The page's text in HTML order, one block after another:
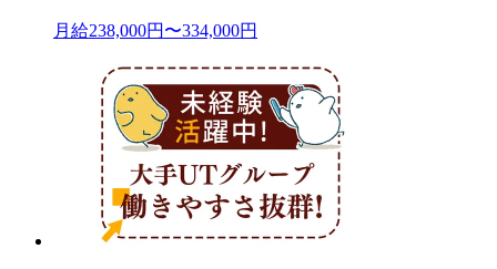
月給238,000円〜334,000円